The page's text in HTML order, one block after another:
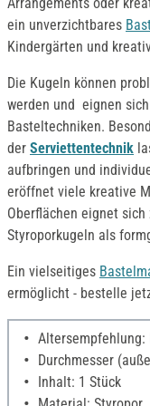
ein unverzichtbares
Kindergärten und
Die Kugeln können
werden und eignen
Basteltechniken.
der Serviettentechnik
aufbringen und
eröffnet viele kreative
Oberflächen eignet sich
Styroporkugeln als
Ein vielseitiges
ermöglicht - bestelle
Durchmesser
Inhalt: 1 Stück